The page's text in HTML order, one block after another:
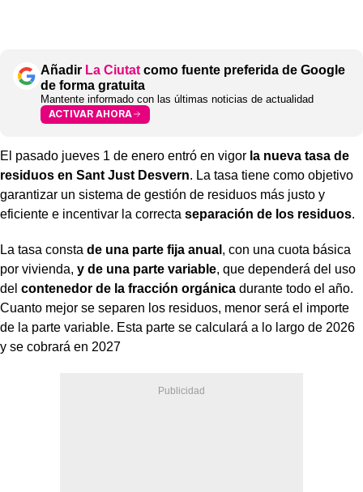
Añadir La Ciutat como fuente preferida de Google
de forma gratuita
Mantente informado con las últimas noticias de actualidad
ACTIVAR AHORA
El pasado jueves 1 de enero entró en vigor la nueva tasa de
residuos en Sant Just Desvern. La tasa tiene como objetivo
garantizar un sistema de gestión de residuos más justo y
eficiente e incentivar la correcta separación de los residuos.
La tasa consta de una parte fija anual , con una cuota básica
por vivienda, y de una parte variable, que dependerá del uso
del contenedor de la fracción orgánica durante todo el año.
Cuanto mejor se separen los residuos, menor será el importe
de la parte variable. Esta parte se calculará a lo largo de 2026
y se cobrará en 2027